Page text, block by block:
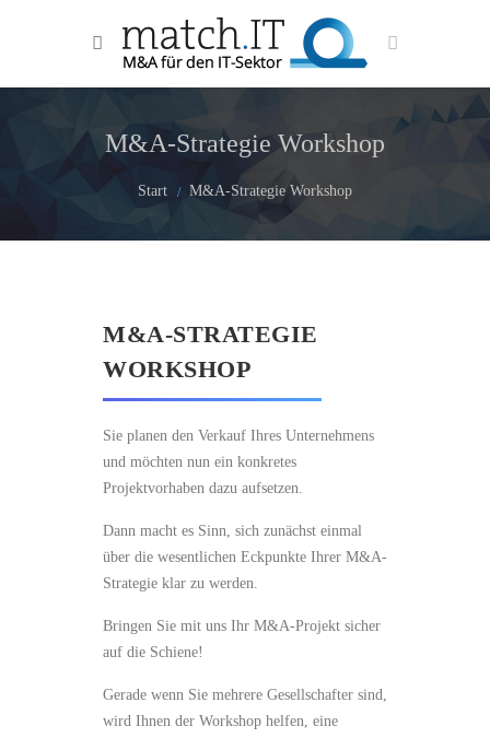
M&A-Strategie Workshop
Start M&A-Strategie Workshop
M&A-STRATEGIE
WORKSHOP
Sie planen den Verkauf Ihres Unternehmens
und möchten nun ein konkretes
Projektvorhaben dazu aufsetzen.
Dann macht es Sinn, sich zunächst einmal
über die wesentlichen Eckpunkte Ihrer M&A-
Strategie klar zu werden.
Bringen Sie mit uns Ihr M&A-Projekt sicher
auf die Schiene!
Gerade wenn Sie mehrere Gesellschafter sind,
wird Ihnen der Workshop helfen, eine